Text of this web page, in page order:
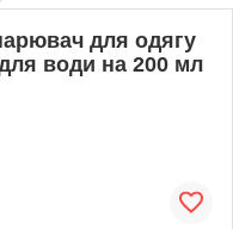
для одягу
води на 200 мл